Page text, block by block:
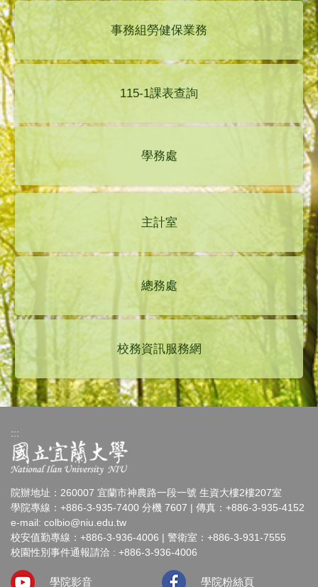
事務組勞健保業務
115-1課表查詢
學務處
主計室
總務處
校務資訊服務網
:::
院辦地址：260007 宜蘭市神農路一段一號 生資大樓2樓207室
學院專線：+886-3-935-7400 分機 7607 | 傳真：+886-3-935-4152
e-mail: colbio@niu.edu.tw
校安值勤專線：+886-3-936-4006 | 警衛室：+886-3-931-7555
校園性別事件通報請洽 : +886-3-936-4006
學院影音 學院粉絲頁